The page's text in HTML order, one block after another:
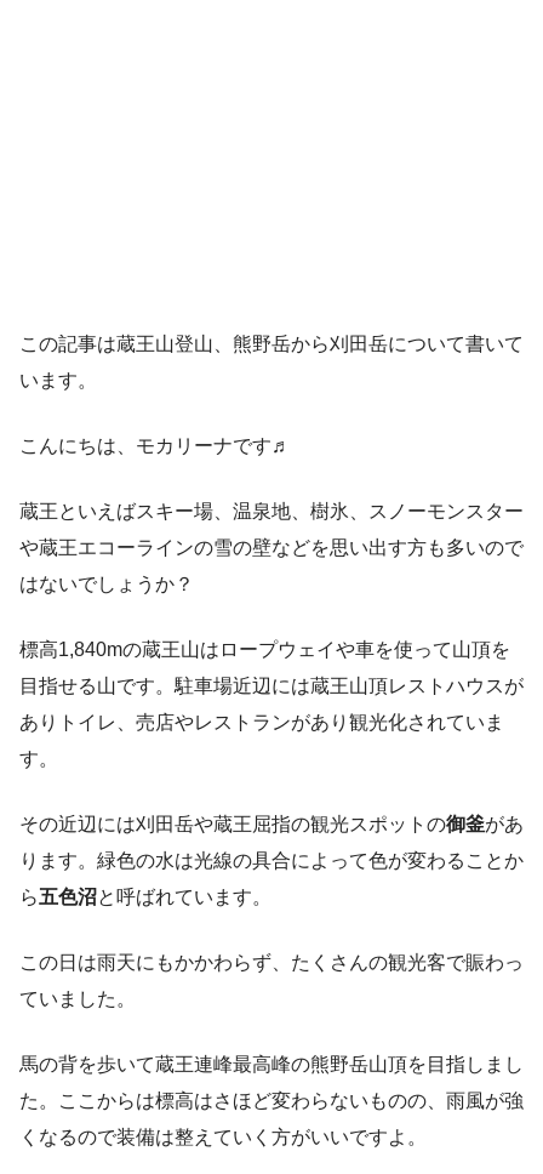
この記事は蔵王山登山、熊野岳から刈田岳について書いて
います。
こんにちは、モカリーナです♬
蔵王といえばスキー場、温泉地、樹氷、スノーモンスター
や蔵王エコーラインの雪の壁などを思い出す方も多いので
はないでしょうか？
標高1,840mの蔵王山はロープウェイや車を使って山頂を
目指せる山です。駐車場近辺には蔵王山頂レストハウスが
ありトイレ、売店やレストランがあり観光化されていま
す。
その近辺には刈田岳や蔵王屈指の観光スポットの御釜があ
ります。緑色の水は光線の具合によって色が変わることか
ら五色沼と呼ばれています。
この日は雨天にもかかわらず、たくさんの観光客で賑わっ
ていました。
馬の背を歩いて蔵王連峰最高峰の熊野岳山頂を目指しまし
た。ここからは標高はさほど変わらないものの、雨風が強
くなるので装備は整えていく方がいいですよ。